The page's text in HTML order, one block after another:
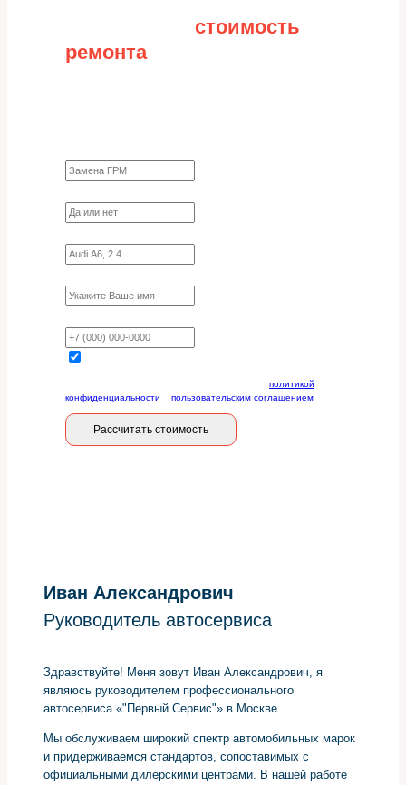
стоимость
ремонта
политикой
конфиденциальности
пользовательским соглашением
Рассчитать стоимость
Иван Александрович
Руководитель автосервиса
Здравствуйте! Меня зовут Иван Александрович, я
являюсь руководителем профессионального
автосервиса «"Первый Сервис"» в Москве.
Мы обслуживаем широкий спектр автомобильных марок
и придерживаемся стандартов, сопоставимых с
официальными дилерскими центрами. В нашей работе